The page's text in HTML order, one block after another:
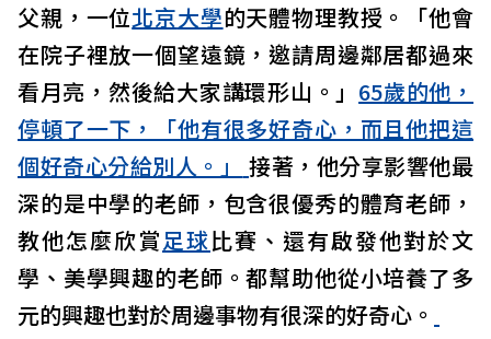
父親，一位北京大學的天體物理教授。「他會
在院子裡放一個望遠鏡，邀請周邊鄰居都過來
看月亮，然後給大家講環形山。」 65歲的他，
停頓了一下，「他有很多好奇心，而且他把這
個好奇心分給別人。」
接著，他分享影響他最
深的是中學的老師，包含很優秀的體育老師，
教他怎麼欣賞足球比賽、還有啟發他對於文
學、美學興趣的老師。都幫助他從小培養了多
元的興趣也對於周邊事物有很深的好奇心。